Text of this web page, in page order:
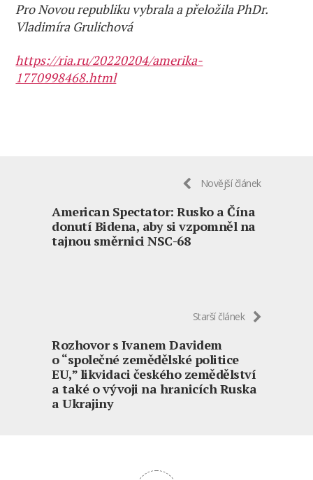
Pro Novou republiku vybrala a přeložila PhDr.
Vladimíra Grulichová
https://ria.ru/20220204/amerika-
1770998468.html
Novější článek
American Spectator: Rusko a Čína
donutí Bidena, aby si vzpomněl na
tajnou směrnici NSC-68
Starší článek
Rozhovor s Ivanem Davidem
o “společné zemědělské politice
EU,” likvidaci českého zemědělství
a také o vývoji na hranicích Ruska
a Ukrajiny